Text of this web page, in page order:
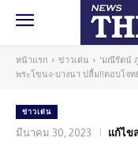
หน้าแรก ข่าวเด่น
'มณีรัตน์
พระโขนง-บางนา ปลื้ม!!ตอบโจ
ข่าวเด่น
มีนาคม 30, 2023 แก้ไข